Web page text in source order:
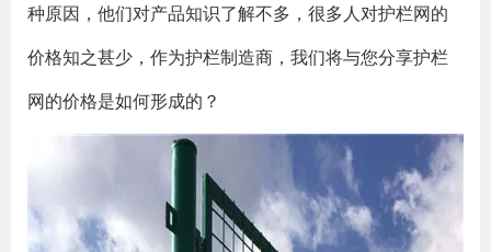
种原因，他们对产品知识了解不多，很多人对护栏网的
价格知之甚少，作为护栏制造商，我们将与您分享护栏
网的价格是如何形成的？